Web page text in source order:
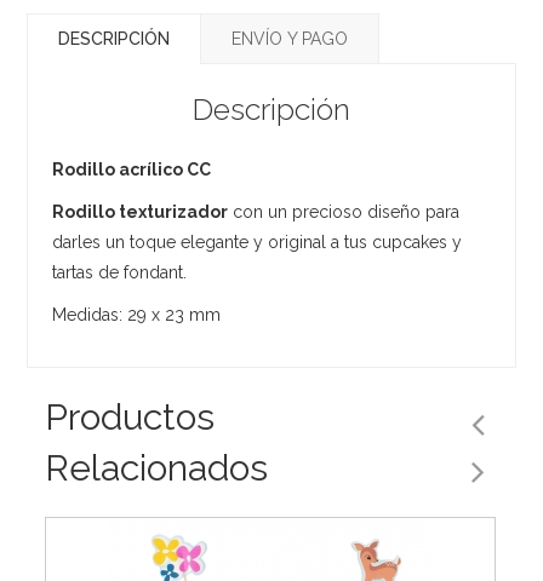
DESCRIPCIÓN ENVÍO Y PAGO
Descripción
Rodillo acrílico CC
Rodillo texturizador con un precioso diseño para
darles un toque elegante y original a tus cupcakes y
tartas de fondant.
Medidas: 29 x 23 mm
Productos
Relacionados